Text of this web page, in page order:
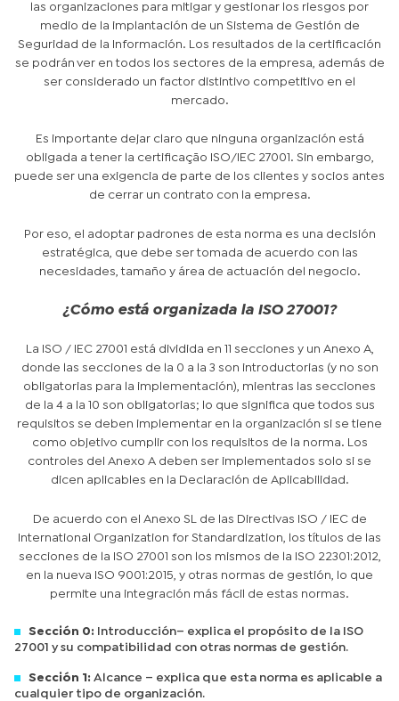
las organizaciones para mitigar y gestionar los riesgos por
medio de la implantación de un Sistema de Gestión de
Seguridad de la Información. Los resultados de la certificación
se podrán ver en todos los sectores de la empresa, además de
ser considerado un factor distintivo competitivo en el
mercado.
Es importante dejar claro que ninguna organización está
obligada a tener la certificação ISO/IEC 27001. Sin embargo,
puede ser una exigencia de parte de los clientes y socios antes
de cerrar un contrato con la empresa.
Por eso, el adoptar padrones de esta norma es una decisión
estratégica, que debe ser tomada de acuerdo con las
necesidades, tamaño y área de actuación del negocio.
¿Cómo está organizada la ISO 27001?
La ISO / IEC 27001 está dividida en 11 secciones y un Anexo A,
donde las secciones de la 0 a la 3 son introductorias (y no son
obligatorias para la implementación), mientras las secciones
de la 4 a la 10 son obligatorias; lo que significa que todos sus
requisitos se deben implementar en la organización si se tiene
como objetivo cumplir con los requisitos de la norma. Los
controles del Anexo A deben ser implementados solo si se
dicen aplicables en la Declaración de Aplicabilidad.
De acuerdo con el Anexo SL de las Directivas ISO / IEC de
International Organization for Standardization, los títulos de las
secciones de la ISO 27001 son los mismos de la ISO 22301:2012,
en la nueva ISO 9001:2015, y otras normas de gestión, lo que
permite una integración más fácil de estas normas.
Sección 0: Introducción– explica el propósito de la ISO
27001 y su compatibilidad con otras normas de gestión.
Sección 1: Alcance – explica que esta norma es aplicable a
cualquier tipo de organización.